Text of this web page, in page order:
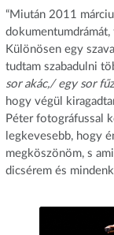
“Miután 2011
Különösen egy
tudtam szabadulni
sor akác,/ egy sor
hogy végül
Péter fotográfussal
legkevesebb, hogy
megköszönöm, s
dicsérem és